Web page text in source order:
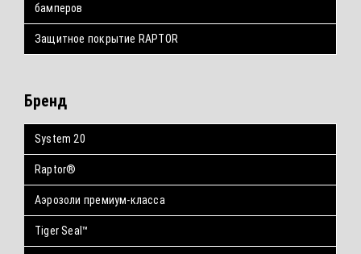
бамперов
Защитное покрытие RAPTOR
Бренд
System 20
Raptor®
Аэрозоли премиум-класса
Tiger Seal™